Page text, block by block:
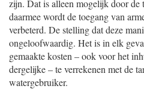
zijn. Dat is alleen mogelijk door de
daarmee wordt de toegang van
verbeterd. De stelling dat deze
ongeloofwaardig. Het is in elk
gemaakte kosten – ook voor het
dergelijke – te verrekenen met de
watergebruiker.